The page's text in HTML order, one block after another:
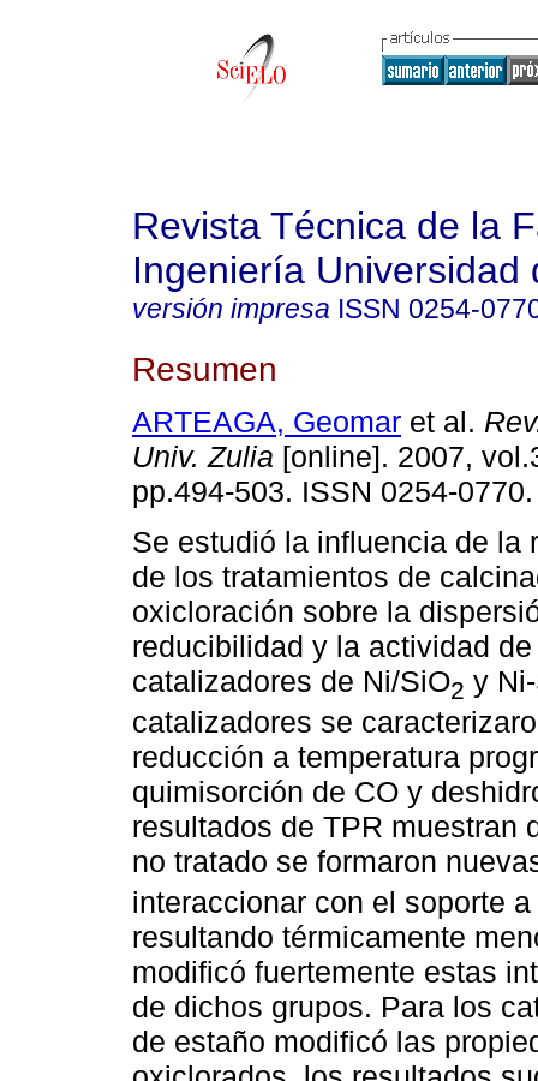
Revista Técnica de la
Ingeniería Universidad
versión impresa ISSN 0254-
Resumen
ARTEAGA, Geomar et al.
Univ. Zulia [online]. 2007,
pp.494-503. ISSN 0254-0770.
Se estudió la influencia de la
de los tratamientos de
oxicloración sobre la
reducibilidad y la actividad
catalizadores de Ni/SiO2 y
catalizadores se
reducción a temperatura
quimisorción de CO y
resultados de TPR muestran
no tratado se formaron
interaccionar con el soporte
resultando térmicamente
modificó fuertemente estas
de dichos grupos. Para los
de estaño modificó las